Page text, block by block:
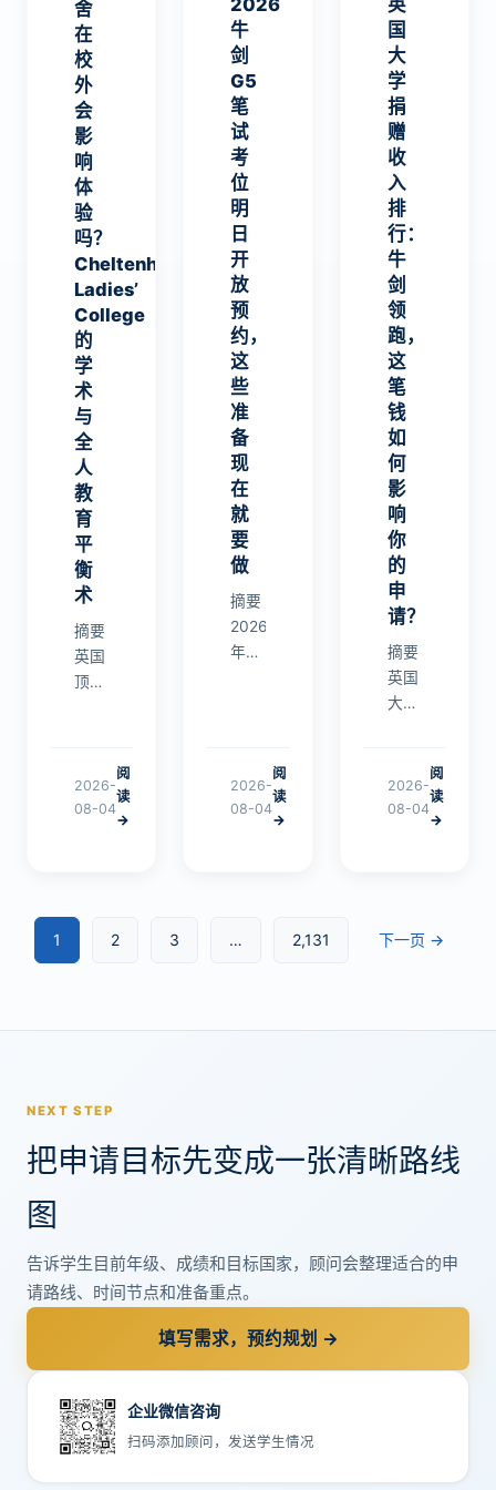
ge的
学术
与全
人教
育平
衡术
舍
在
校
外
会
影
响
体
验
吗？
Cheltenham
Ladies’
College
的
学
术
与
全
人
教
育
平
衡
术
摘要
英国
顶级
C…
2026-
08-04
阅
读
→
做
2026
牛
剑
G5
笔
试
考
位
明
日
开
放
预
约，
这
些
准
备
现
在
就
要
做
摘要
2026
年首
笔试
考位
2026-
08-04
阅
读
→
响你
的申
请？
英
国
大
学
捐
赠
收
入
排
行：
牛
剑
领
跑，
这
笔
钱
如
何
影
响
你
的
申
请？
摘要
英国
大学
收入
排名
合计
镑。
2026-
08-04
阅
读
→
1 2 3 … 2,131 下一页 →
NEXT STEP
把申请目标先变成一张清晰路线
图
告诉学生目前年级、成绩和目标国家，顾问会整理适合的申
请路线、时间节点和准备重点。
填写需求，预约规划 →
企业微信咨询
扫码添加顾问，发送学生情况